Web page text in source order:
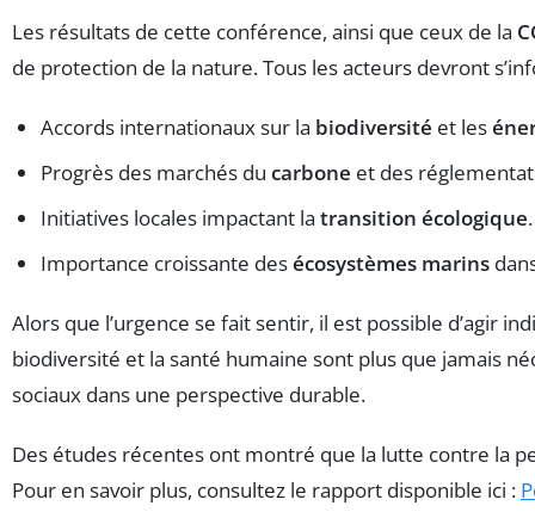
Les résultats de cette conférence, ainsi que ceux de la
de protection de la nature. Tous les acteurs devront
Accords internationaux sur la biodiversité et les
Progrès des marchés du carbone et des
Initiatives locales impactant la transition écologique.
Importance croissante desécosystèmes marins
Alors que l’urgence se fait sentir, il est possible d’agir
biodiversité et la santé humaine sont plus que jamais
sociaux dans une perspective durable.
Des études récentes ont montré que la lutte contre la
Pour en savoir plus, consultez le rapport disponible ici :